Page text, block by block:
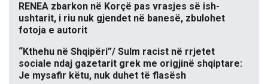
RENEA zbarkon në Korçë pas vrasjes së ish-
ushtarit, i riu nuk gjendet në banesë, zbulohet
fotoja e autorit
“Kthehu në Shqipëri”/ Sulm racist në rrjetet
sociale ndaj gazetarit grek me origjinë shqiptare:
Je mysafir këtu, nuk duhet të flasësh